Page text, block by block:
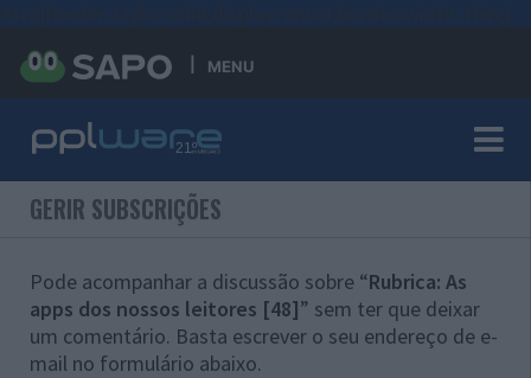
MENU
GERIR SUBSCRIÇÕES
Pode acompanhar a discussão sobre “Rubrica: As
apps dos nossos leitores [48]” sem ter que deixar
um comentário. Basta escrever o seu endereço de e-
mail no formulário abaixo.